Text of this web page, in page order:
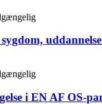
i EN AF OS-